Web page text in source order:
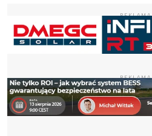
REKLAMA
REKLAMA